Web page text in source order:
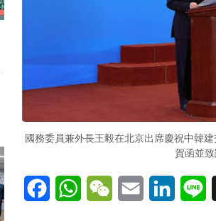
國務委員兼外長王毅在北京出席慶祝中韓
賀函並致
FacebookWhatsAppWeChatEmail